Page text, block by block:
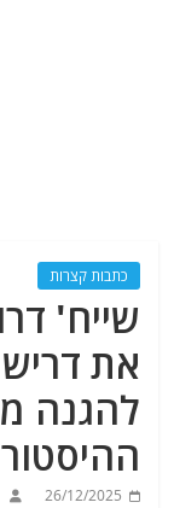
כתבות קצרות
שייח'
את
להגנה
26/12/2025